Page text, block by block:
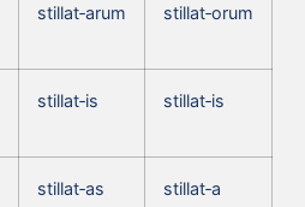
stillat‑arum stillat‑orum
stillat‑is stillat‑is
stillat‑as stillat‑a